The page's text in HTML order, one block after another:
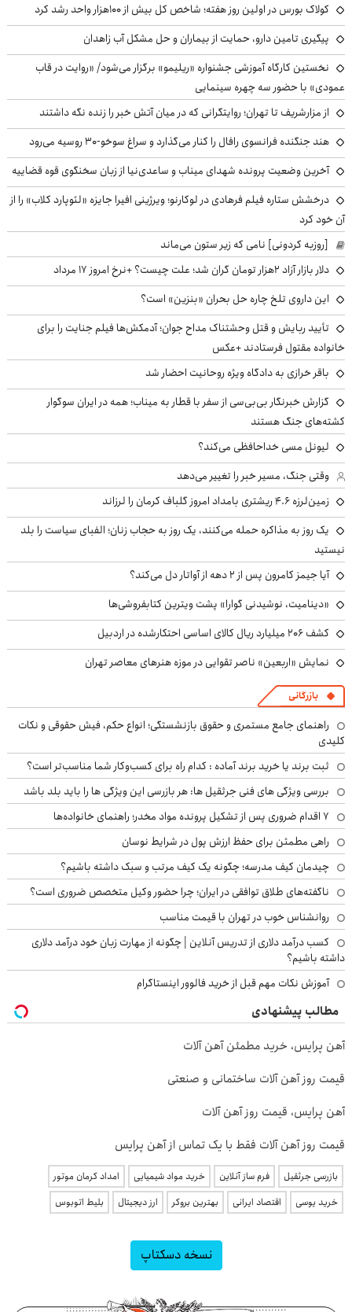
کولاک بورس در اولین روز هفته؛ شاخص کل بیش از ۱۰۰هزار واحد رشد کرد
پیگیری تامین دارو، حمایت از بیماران و حل مشکل آب زاهدان
نخستین کارگاه آموزشی جشنواره «ریلیمو» برگزار می‌شود/ «روایت در قاب
عمودی» با حضور سه چهره سینمایی
از مزارشریف تا تهران؛ روایتگرانی که در میان آتش خبر را زنده نگه داشتند
هند جنگنده فرانسوی رافال را کنار می‌گذارد و سراغ سوخو-30 روسیه می‌رود
آخرین وضعیت پرونده شهدای میناب و ساعدی‌نیا از زبان سخنگوی قوه قضاییه
درخشش ستاره فیلم فرهادی در لوکارنو؛ ویرژینی افیرا جایزه «لئوپارد کلاب» را از
آن خود کرد
[روزبه کردونی] نامی که زیر ستون می‌ماند
دلار بازار آزاد ۲هزار تومان گران شد؛ علت چیست؟ +نرخ امروز ۱۷ مرداد
این داروی تلخ چاره حل بحران «بنزین» است؟
تأیید ربایش و قتل وحشتناک مداح جوان؛ آدمکش‌ها فیلم جنایت را برای
خانواده مقتول فرستادند +عکس
باقر خرازی به دادگاه ویژه روحانیت احضار شد
گزارش خبرنگار بی‌بی‌سی از سفر با قطار به میناب؛ همه در ایران سوگوار
کشته‌های جنگ هستند
لیونل مسی خداحافظی می‌کند؟
وقتی جنگ، مسیر خبر را تغییر می‌دهد
زمین‌لرزه ۴.۶ ریشتری بامداد امروز گلباف کرمان را لرزاند
یک روز به مذاکره حمله می‌کنند، یک روز به حجاب زنان؛ الفبای سیاست را بلد
نیستید
آیا جیمز کامرون پس از ۲ دهه از آواتار دل می‌کند؟
«دینامیت، نوشیدنی گوارا» پشت ویترین کتابفروشی‌ها
کشف ۲۰۶ میلیارد ریال کالای اساسی احتکارشده در اردبیل
نمایش «اربعین» ناصر تقوایی در موزه هنرهای معاصر تهران
بازرگانی
راهنمای جامع مستمری و حقوق بازنشستگی؛ انواع حکم، فیش حقوقی و نکات
کلیدی
ثبت برند یا خرید برند آماده : کدام راه برای کسب‌وکار شما مناسب‌تر است؟
بررسی ویژگی های فنی جرثقیل ها: هر بازرسی این ویژگی ها را باید بلد باشد
۷ اقدام ضروری پس از تشکیل پرونده مواد مخدر؛ راهنمای خانواده‌ها
راهی مطمئن برای حفظ ارزش پول در شرایط نوسان
چیدمان کیف مدرسه؛ چگونه یک کیف مرتب و سبک داشته باشیم؟
ناگفته‌های طلاق توافقی در ایران؛ چرا حضور وکیل متخصص ضروری است؟
روانشناس خوب در تهران با قیمت مناسب
کسب درآمد دلاری از تدریس آنلاین | چگونه از مهارت زبان خود درآمد دلاری
داشته باشیم؟
آموزش نکات مهم قبل از خرید فالوور اینستاگرام
مطالب پیشنهادی
آهن پرایس، خرید مطمئن آهن آلات
قیمت روز آهن آلات ساختمانی و صنعتی
آهن پرایس، قیمت روز آهن آلات
قیمت روز آهن آلات فقط با یک تماس از آهن پرایس
بازرسی جرثقیل فرم ساز آنلاین خرید مواد شیمیایی
امداد کرمان موتور
خرید یوسی
اقتصاد ایرانی بهترین بروکر ارز دیجیتال بلیط اتوبوس
نسخه دسکتاپ